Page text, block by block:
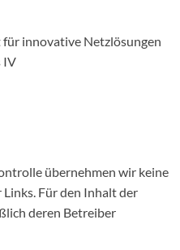
innovative Netzlösungen
IV
übernehmen wir keine
Für den Inhalt der
deren Betreiber